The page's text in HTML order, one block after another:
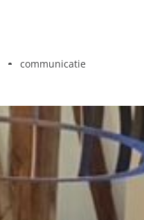
communicatie